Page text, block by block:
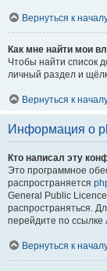
Вернуться к
Как мне найти мои
Чтобы найти список
личный раздел и
Вернуться к
Информация о
Кто написал эту
Это программное
распространяется
General Public
распространяться.
перейдите по ссылке
Вернуться к